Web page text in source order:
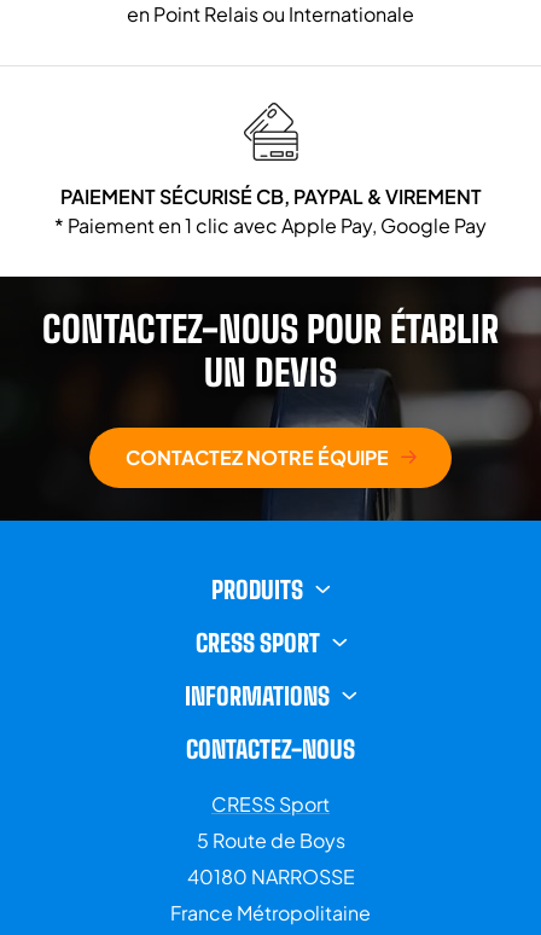
en Point Relais ou Internationale
PAIEMENT SÉCURISÉ CB, PAYPAL & VIREMENT
* Paiement en 1 clic avec Apple Pay, Google Pay
CONTACTEZ-NOUS POUR ÉTABLIR
UN DEVIS
CONTACTEZ NOTRE ÉQUIPE
PRODUITS
CRESS SPORT
INFORMATIONS
CONTACTEZ-NOUS
CRESS Sport
5 Route de Boys
40180 NARROSSE
France Métropolitaine